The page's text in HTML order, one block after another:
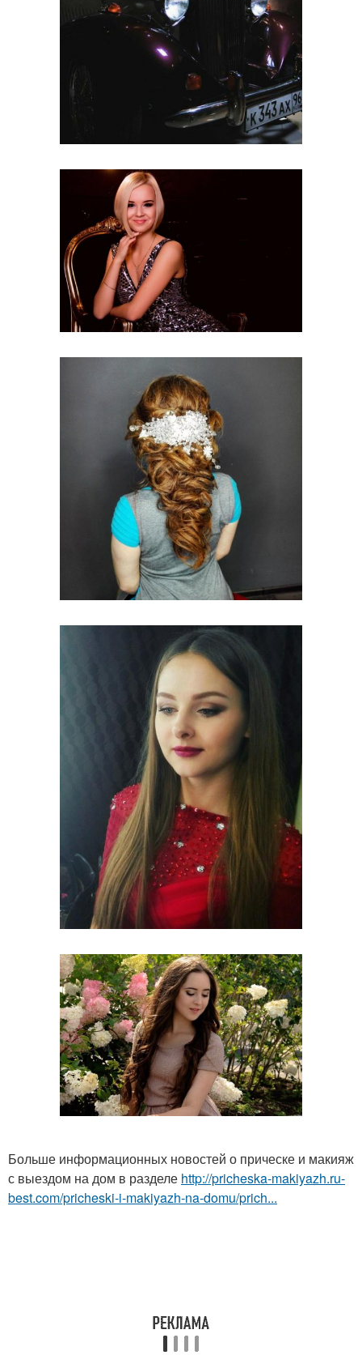
Больше информационных новостей о прическе и макияж
с выездом на дом в разделе http://pricheska-makiyazh.ru-
best.com/pricheski-i-makiyazh-na-domu/prich...